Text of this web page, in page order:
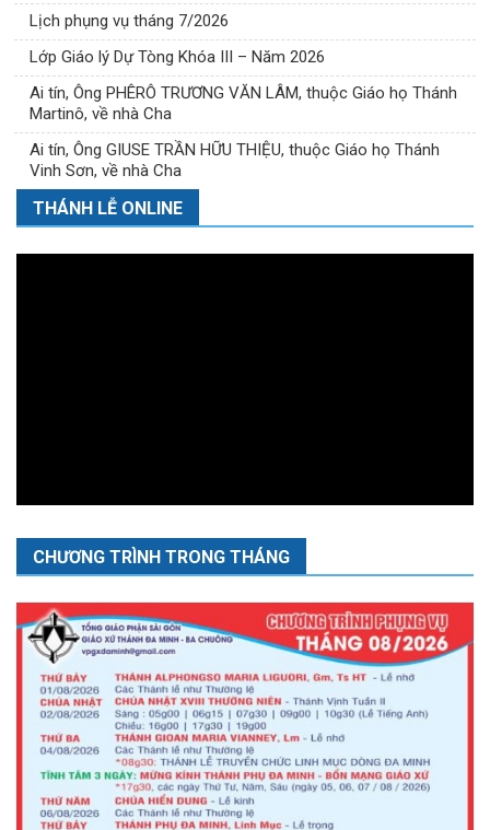
Lịch phụng vụ tháng 7/2026
Lớp Giáo lý Dự Tòng Khóa III – Năm 2026
Ai tín, Ông PHÊRÔ TRƯƠNG VĂN LÂM, thuộc Giáo họ Thánh
Martinô, về nhà Cha
Ai tín, Ông GIUSE TRẦN HỮU THIỆU, thuộc Giáo họ Thánh
Vinh Sơn, về nhà Cha
THÁNH LỄ ONLINE
CHƯƠNG TRÌNH TRONG THÁNG